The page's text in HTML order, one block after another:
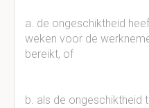
a. de ongeschiktheid
weken voor de
bereikt, of
b. als de ongeschiktheid